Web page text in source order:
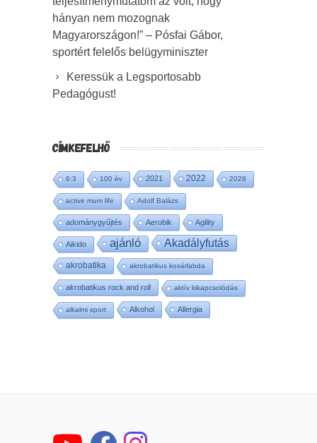
hányan nem mozognak
Magyarországon!” – Pósfai Gábor,
sportért felelős belügyminiszter
Keressük a Legsportosabb
Pedagógust!
CÍMKEFELHŐ
6:3 100 év 2021 2022 2028
active mum life Adolf Balázs
adománygyűjtés Aerobik Agility
Aikido ajánló Akadályfutás
akrobatika akrobatikus kosárlabda
akrobatikus rock and roll aktív kikapcsolódás
alkalmi sport Alkohol Allergia